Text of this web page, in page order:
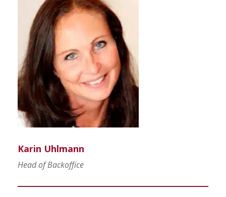
Karin Uhlmann
Head of Backoffice